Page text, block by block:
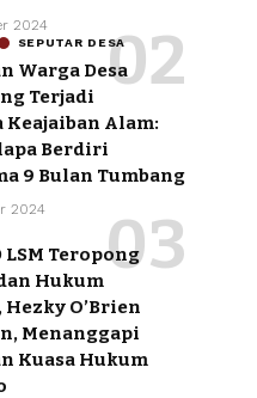
2024
SEPUTAR DESA
Warga Desa
Terjadi
Keajaiban Alam:
Berdiri
9 Bulan Tumbang
2024
LSM Teropong
Hukum
O’Brien
Menanggapi
Kuasa Hukum